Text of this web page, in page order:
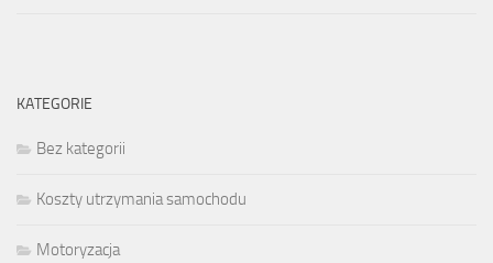
KATEGORIE
Bez kategorii
Koszty utrzymania samochodu
Motoryzacja